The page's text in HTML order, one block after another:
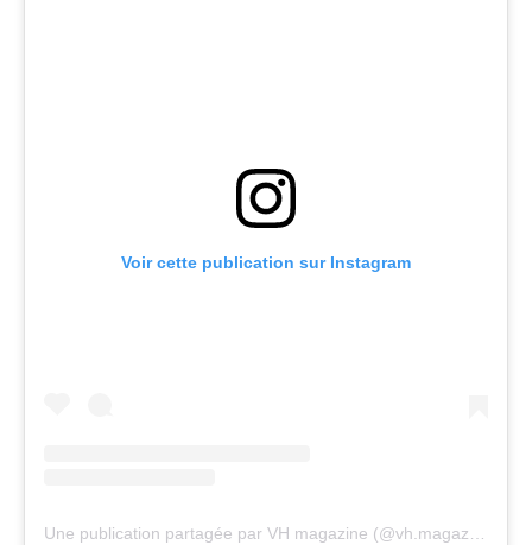
Voir cette publication sur Instagram
Une publication partagée par VH magazine (@vh.magazine)